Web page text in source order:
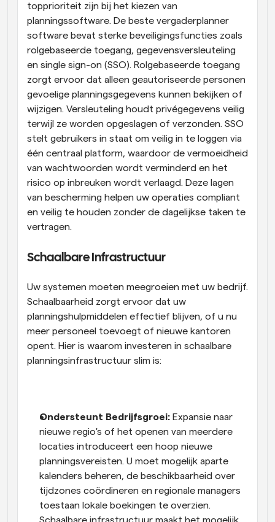
topprioriteit zijn bij het kiezen van
planningssoftware. De beste vergaderplanner
software bevat sterke beveiligingsfuncties zoals
rolgebaseerde toegang, gegevensversleuteling
en single sign-on (SSO). Rolgebaseerde toegang
zorgt ervoor dat alleen geautoriseerde personen
gevoelige planningsgegevens kunnen bekijken of
wijzigen. Versleuteling houdt privégegevens veilig
terwijl ze worden opgeslagen of verzonden. SSO
stelt gebruikers in staat om veilig in te loggen via
één centraal platform, waardoor de vermoeidheid
van wachtwoorden wordt verminderd en het
risico op inbreuken wordt verlaagd. Deze lagen
van bescherming helpen uw operaties compliant
en veilig te houden zonder de dagelijkse taken te
vertragen.
Schaalbare Infrastructuur
Uw systemen moeten meegroeien met uw bedrijf.
Schaalbaarheid zorgt ervoor dat uw
planningshulpmiddelen effectief blijven, of u nu
meer personeel toevoegt of nieuwe kantoren
opent. Hier is waarom investeren in schaalbare
planningsinfrastructuur slim is:
Ondersteunt Bedrijfsgroei: Expansie naar
nieuwe regio's of het openen van meerdere
locaties introduceert een hoop nieuwe
planningsvereisten. U moet mogelijk aparte
kalenders beheren, de beschikbaarheid over
tijdzones coördineren en regionale managers
toestaan lokale boekingen te overzien.